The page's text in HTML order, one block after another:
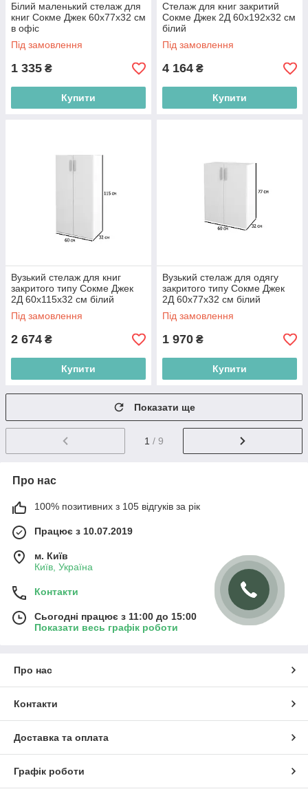
Білий маленький стелаж для
книг Сокме Джек 60х77х32 см
в офіс
Під замовлення
1 335 ₴
Купити
Стелаж для книг закритий
Сокме Джек 2Д 60х192х32 см
білий
Під замовлення
4 164 ₴
Купити
Вузький стелаж для книг
закритого типу Сокме Джек
2Д 60х115х32 см білий
Під замовлення
2 674 ₴
Купити
Вузький стелаж для одягу
закритого типу Сокме Джек
2Д 60х77х32 см білий
Під замовлення
1 970 ₴
Купити
Показати ще
1 / 9
Про нас
100% позитивних з 105 відгуків за рік
Працює з 10.07.2019
м. Київ
Київ, Україна
Контакти
Сьогодні працює з 11:00 до 15:00
Показати весь графік роботи
Про нас
Контакти
Доставка та оплата
Графік роботи